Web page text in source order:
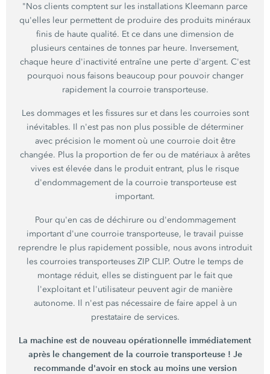
"Nos clients comptent sur les installations Kleemann parce
qu'elles leur permettent de produire des produits minéraux
finis de haute qualité. Et ce dans une dimension de
plusieurs centaines de tonnes par heure. Inversement,
chaque heure d'inactivité entraîne une perte d'argent. C'est
pourquoi nous faisons beaucoup pour pouvoir changer
rapidement la courroie transporteuse.
Les dommages et les fissures sur et dans les courroies sont
inévitables. Il n'est pas non plus possible de déterminer
avec précision le moment où une courroie doit être
changée. Plus la proportion de fer ou de matériaux à arêtes
vives est élevée dans le produit entrant, plus le risque
d'endommagement de la courroie transporteuse est
important.
Pour qu'en cas de déchirure ou d'endommagement
important d'une courroie transporteuse, le travail puisse
reprendre le plus rapidement possible, nous avons introduit
les courroies transporteuses ZIP CLIP. Outre le temps de
montage réduit, elles se distinguent par le fait que
l'exploitant et l'utilisateur peuvent agir de manière
autonome. Il n'est pas nécessaire de faire appel à un
prestataire de services.
La machine est de nouveau opérationnelle immédiatement
après le changement de la courroie transporteuse ! Je
recommande d'avoir en stock au moins une version